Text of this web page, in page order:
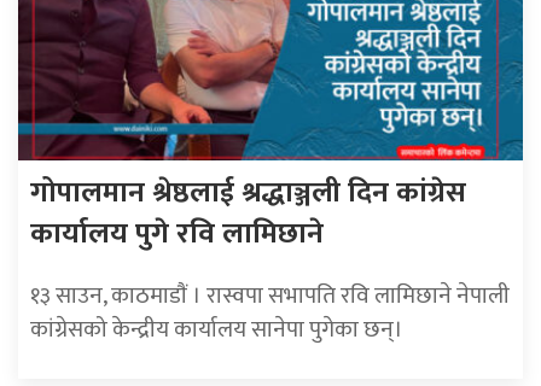
गोपालमान श्रेष्ठलाई श्रद्धाञ्जली दिन कांग्रेस
कार्यालय पुगे रवि लामिछाने
१३ साउन, काठमाडाैं । रास्वपा सभापति रवि लामिछाने नेपाली
कांग्रेसको केन्द्रीय कार्यालय सानेपा पुगेका छन्।